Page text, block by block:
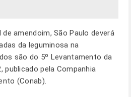
amendoim, São Paulo deverá
da leguminosa na
são do 5º Levantamento da
publicado pela Companhia
(Conab).